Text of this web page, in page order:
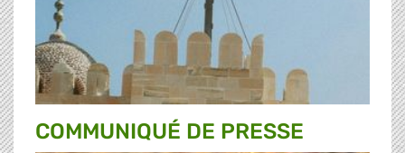
COMMUNIQUÉ DE PRESSE